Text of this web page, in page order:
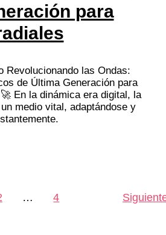
para
Revolucionando las Ondas:
de Última Generación para
En la dinámica era digital, la
medio vital, adaptándose y
… 4